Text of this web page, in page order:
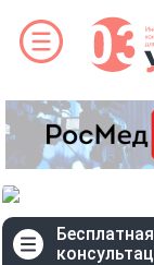
Бесплатная